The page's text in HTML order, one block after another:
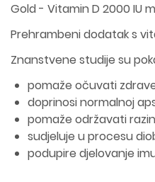
Gold - Vitamin D 2000 IU
Prehrambeni dodatak s
Znanstvene studije su
pomaže očuvati
doprinosi normalnoj
pomaže održavati
sudjeluje u procesu
podupire djelovanje